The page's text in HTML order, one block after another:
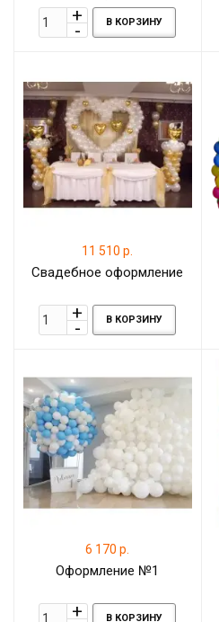
В КОРЗИНУ
11 510 р.
Свадебное оформление
В КОРЗИНУ
6 170 р.
Оформление №1
В КОРЗИНУ